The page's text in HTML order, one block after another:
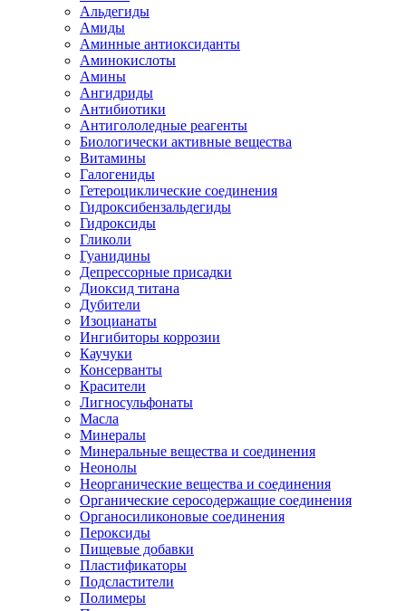
Альдегиды
Амиды
Аминные антиоксиданты
Аминокислоты
Амины
Ангидриды
Антибиотики
Антигололедные реагенты
Биологически активные вещества
Витамины
Галогениды
Гетероциклические соединения
Гидроксибензальдегиды
Гидроксиды
Гликоли
Гуанидины
Депрессорные присадки
Диоксид титана
Дубители
Изоцианаты
Ингибиторы коррозии
Каучуки
Консерванты
Красители
Лигносульфонаты
Масла
Минералы
Минеральные вещества и соединения
Неонолы
Неорганические вещества и соединения
Органические серосодержащие соединения
Органосиликоновые соединения
Пероксиды
Пищевые добавки
Пластификаторы
Подсластители
Полимеры